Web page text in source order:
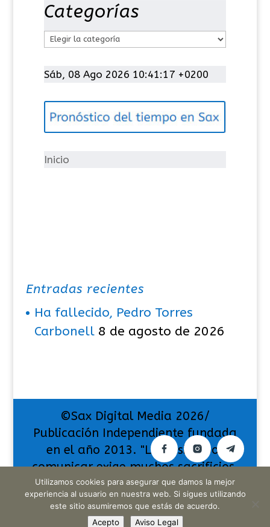
Categorías
t
g
í
Sáb, 08 Ago 2026 10:41:18 +0200
Inicio
Entradas recientes
Ha fallecido, Pedro Torres
Carbonell 8 de agosto de 2026
©Sax Digital Media 2026/
Publicación Independiente fundada
en el año 2013. "La pasión por
comunicar exige muchos sacrificios,
pero también da muchas
satisfacciones".
Utilizamos cookies para asegurar que damos la mejor
experiencia al usuario en nuestra web. Si sigues utilizando
este sitio asumiremos que estás de acuerdo.
Acepto
Aviso Legal